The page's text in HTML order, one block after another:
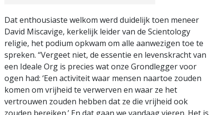
Dat enthousiaste welkom werd duidelijk toen meneer
David Miscavige, kerkelijk leider van de Scientology
religie, het podium opkwam om alle aanwezigen toe te
spreken. “Vergeet niet, de essentie en levenskracht van
een Ideale Org is precies wat onze Grondlegger voor
ogen had: ‘Een activiteit waar mensen naartoe zouden
komen om vrijheid te verwerven en waar ze het
vertrouwen zouden hebben dat ze die vrijheid ook